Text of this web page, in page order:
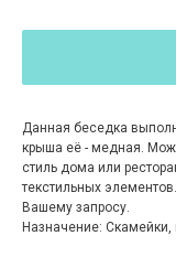
Данная беседка
крыша её - медная.
стиль дома или
текстильных
Вашему запросу.
Назначение: Скамейки,